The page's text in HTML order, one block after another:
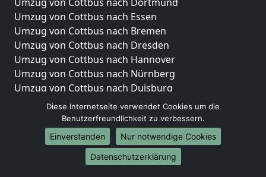
Umzug von Cottbus nach Essen
Umzug von Cottbus nach Bremen
Umzug von Cottbus nach Dresden
Umzug von Cottbus nach Hannover
Umzug von Cottbus nach Nürnberg
Umzug von Cottbus nach Duisburg
Umzug von Cottbus nach Bochum
Umzug von Cottbus nach Wuppertal
Umzug von Cottbus nach Bielefeld
Umzug von Cottbus nach Bonn
Umzug von Cottbus nach Münster
Diese Internetseite verwendet Cookies um die
Benutzerfreundlichkeit zu verbessern.
Einverstanden
Nur notwendige Cookies
Datenschutzerklärung